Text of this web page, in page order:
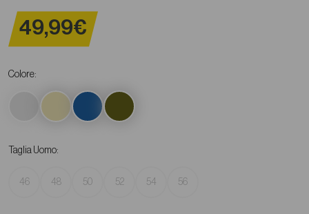
49,99€
Colore:
Taglia Uomo:
46 48 50 52 54 56